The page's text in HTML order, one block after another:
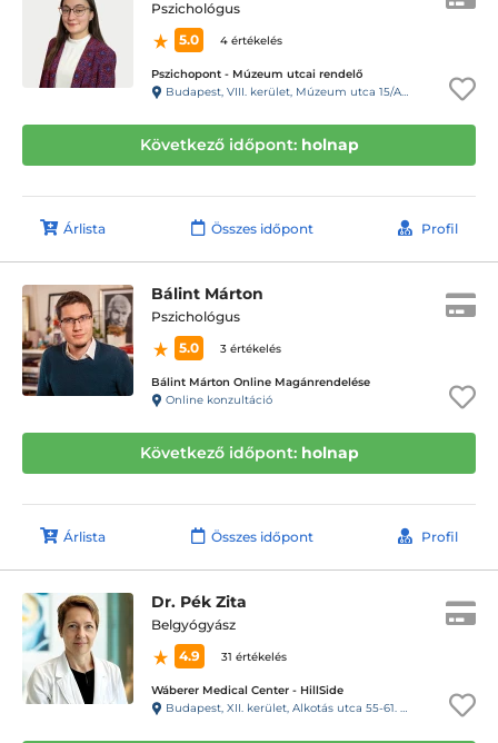
Pszichológus
5.0
4 értékelés
Pszichopont - Múzeum utcai rendelő
Budapest, VIII. kerület, Múzeum utca 15/A. Fsz/1. ajtó (11-es kapucsengő)
Következő időpont: holnap
Árlista Összes időpont Profil
Bálint Márton
Pszichológus
5.0
3 értékelés
Bálint Márton Online Magánrendelése
Online konzultáció
Következő időpont: holnap
Árlista Összes időpont Profil
Dr. Pék Zita
Belgyógyász
4.9
31 értékelés
Wáberer Medical Center - HillSide
Budapest, XII. kerület, Alkotás utca 55-61. Hillside